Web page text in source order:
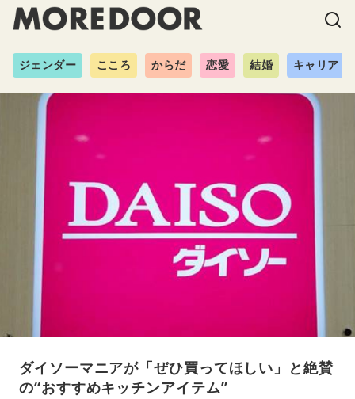
ジェンダー こころ からだ 恋愛 結婚 キャリア
ダイソーマニアが「ぜひ買ってほしい」と絶賛
の“おすすめキッチンアイテム”